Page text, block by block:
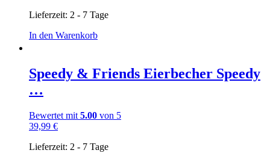
Lieferzeit: 2 - 7 Tage
In den Warenkorb
Speedy & Friends Eierbecher Speedy
…
Bewertet mit 5.00 von 5
39,99 €
Lieferzeit: 2 - 7 Tage